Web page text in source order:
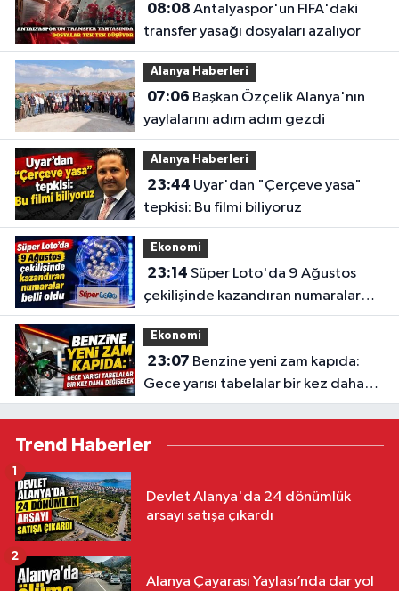
08:08
transfer yasağı dosyaları azalıyor
Alanya Haberleri
07:06
yaylalarını adım adım gezdi
Alanya Haberleri
23:44
tepkisi: Bu filmi biliyoruz
Ekonomi
23:14
çekilişinde kazandıran numaralar
belli oldu
Ekonomi
23:07
Gece yarısı tabelalar bir kez daha
değişecek
Trend Haberler
Devlet Alanya'da 24 dönümlük
arsayı satışa çıkardı
1
Alanya Çayarası Yaylası’nda dar yol
2